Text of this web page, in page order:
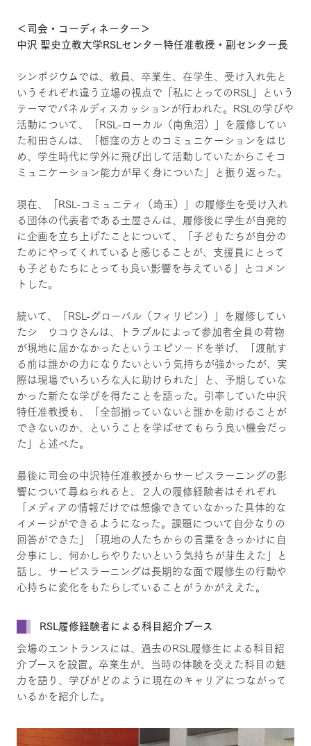
＜司会・コーディネーター＞
中沢 聖史立教大学RSLセンター特任准教授・副センター長
シンポジウムでは、教員、卒業生、在学生、受け入れ先と
いうそれぞれ違う立場の視点で「私にとってのRSL」という
テーマでパネルディスカッションが行われた。RSLの学びや
活動について、「RSL-ローカル（南魚沼）」を履修してい
た和田さんは、「栃窪の方とのコミュニケーションをはじ
め、学生時代に学外に飛び出して活動していたからこそコ
ミュニケーション能力が早く身についた」と振り返った。
現在、「RSL-コミュニティ（埼玉）」の履修生を受け入れ
る団体の代表者である土屋さんは、履修後に学生が自発的
に企画を立ち上げたことについて、「子どもたちが自分の
ためにやってくれていると感じることが、支援員にとって
も子どもたちにとっても良い影響を与えている」とコメン
トした。
続いて、「RSL-グローバル（フィリピン）」を履修してい
たシ ウコウさんは、トラブルによって参加者全員の荷物
が現地に届かなかったというエピソードを挙げ、「渡航す
る前は誰かの力になりたいという気持ちが強かったが、実
際は現場でいろいろな人に助けられた」と、予期していな
かった新たな学びを得たことを語った。引率していた中沢
特任准教授も、「全部揃っていないと誰かを助けることが
できないのか、ということを学ばせてもらう良い機会だっ
た」と述べた。
最後に司会の中沢特任准教授からサービスラーニングの影
響について尋ねられると、２人の履修経験者はそれぞれ
「メディアの情報だけでは想像できていなかった具体的な
イメージができるようになった。課題について自分なりの
回答ができた」「現地の人たちからの言葉をきっかけに自
分事にし、何かしらやりたいという気持ちが芽生えた」と
話し、サービスラーニングは長期的な面で履修生の行動や
心持ちに変化をもたらしていることがうかがええた。
RSL履修経験者による科目紹介ブース
会場のエントランスには、過去のRSL履修生による科目紹
介ブースを設置。卒業生が、当時の体験を交えた科目の魅
力を語り、学びがどのように現在のキャリアにつながって
いるかを紹介した。